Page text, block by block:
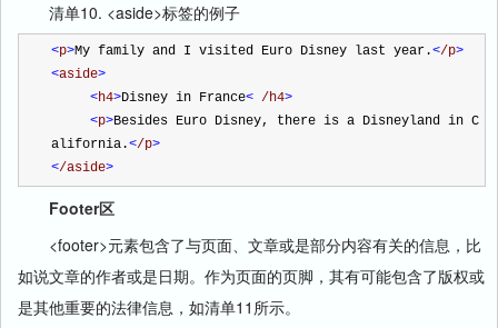
清单10. <aside>标签的例子
<p>My family and I visited Euro Disney last year.</p>
<aside>
<h4>Disney in France< /h4>
<p>Besides Euro Disney, there is a Disneyland in C
alifornia.</p>
</aside>
Footer区
<footer>元素包含了与页面、文章或是部分内容有关的信息，比
如说文章的作者或是日期。作为页面的页脚，其有可能包含了版权或
是其他重要的法律信息，如清单11所示。